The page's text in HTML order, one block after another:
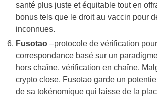
santé plus juste et équitable tout en
bonus tels que le droit au vaccin pour
inconnues.
Fusotao–protocole de vérification
correspondance basé sur un
hors chaîne, vérification en chaîne.
crypto close, Fusotao garde un
de sa tokénomique qui laisse de la